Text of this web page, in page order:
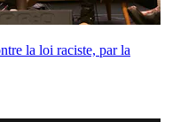
la loi raciste, par la